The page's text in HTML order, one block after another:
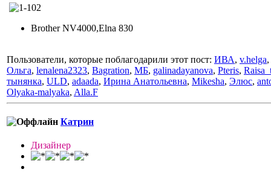
Brother NV4000,Elna 830
Пользователи, которые поблагодарили этот пост: ИВА, v.helga,
Ольга, lenalena2323, Bagration, МБ, galinadayanova, Pteris,
тынянка, ULD, adaada, Ирина Анатольевна, Mikesha, Элюс,
Olyaka-malyaka, Alla.F
Катрин
Дизайнер